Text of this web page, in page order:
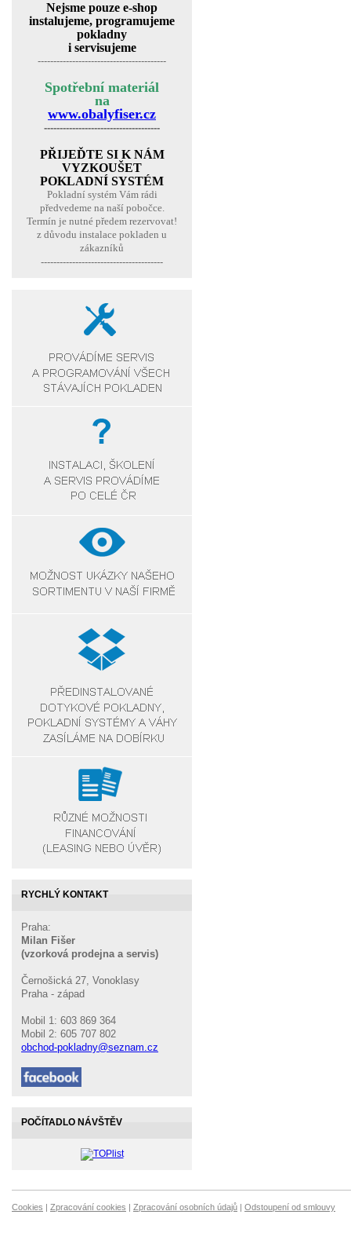
Nejsme pouze e-shop
instalujeme, programujeme
pokladny
i servisujeme
-----------------------------------------
Spotřební materiál
na
www.obalyfiser.cz
-------------------------------------
PŘIJEĎTE SI K NÁM
VYZKOUŠET
POKLADNÍ SYSTÉM
Pokladní systém Vám rádi
předvedeme na naší pobočce.
Termín je nutné předem rezervovat!
z důvodu instalace pokladen u
zákazníků
---------------------------------------
RYCHLÝ KONTAKT
Praha:
Milan Fišer
(vzorková prodejna a servis)
Černošická 27, Vonoklasy
Praha - západ
Mobil 1: 603 869 364
Mobil 2: 605 707 802
obchod-pokladny@seznam.cz
POČÍTADLO NÁVŠTĚV
Cookies | Zpracování cookies | Zpracování osobních údajů | Odstoupení od smlouvy